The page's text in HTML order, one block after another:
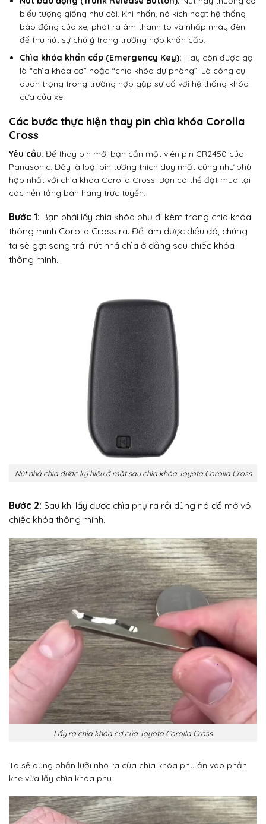
biểu tượng giống như còi. Khi nhấn, nó kích hoạt hệ thống
báo động của xe, phát ra âm thanh to và nhấp nháy đèn
để thu hút sự chú ý trong trường hợp khẩn cấp.
Chìa khóa khẩn cấp (Emergency Key): Hay còn được gọi
là “chìa khóa cơ” hoặc “chìa khóa dự phòng”. Là công cụ
quan trọng trong trường hợp gặp sự cố với hệ thống khóa
cửa của xe.
Các bước thực hiện thay pin chìa khóa Corolla
Cross
Yêu cầu: Để thay pin mới bạn cần một viên pin CR2450 của
Panasonic. Đây là loại pin tương thích duy nhất cũng như phù
hợp nhất với chìa khóa Corolla Cross. Bạn có thể đặt mua tại
các nền tảng bán hàng trực tuyến.
Bước 1: Bạn phải lấy chìa khóa phụ đi kèm trong chìa khóa
thông minh Corolla Cross ra. Để làm được điều đó, chúng
ta sẽ gạt sang trái nút nhả chìa ở đằng sau chiếc khóa
thông minh.
Nút nhả chìa được ký hiệu ở mặt sau chìa khóa Toyota Corolla Cross
Bước 2: Sau khi lấy được chìa phụ ra rồi dùng nó để mở vỏ
chiếc khóa thông minh.
Lấy ra chìa khóa cơ của Toyota Corolla Cross
Ta sẽ dùng phần lưỡi nhô ra của chìa khóa phụ ấn vào phần
khe vừa lấy chìa khóa phụ.